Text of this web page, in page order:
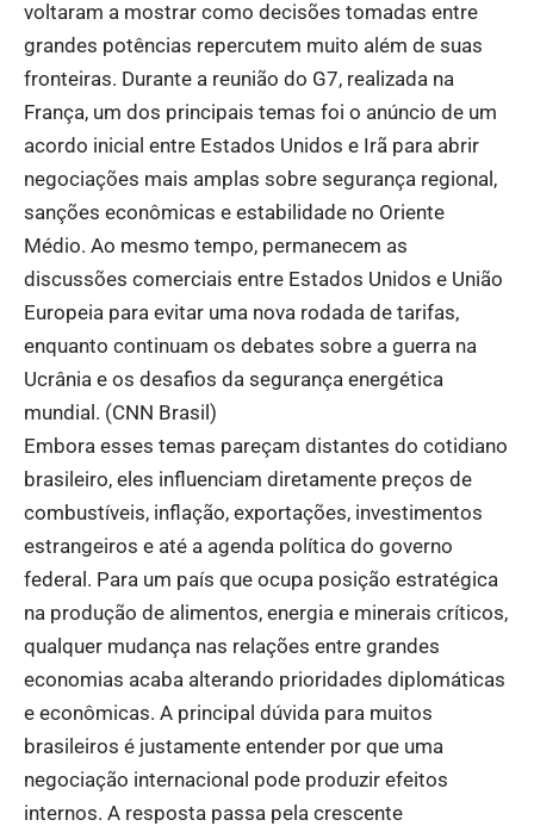
voltaram a mostrar como decisões tomadas entre
grandes potências repercutem muito além de suas
fronteiras. Durante a reunião do G7, realizada na
França, um dos principais temas foi o anúncio de um
acordo inicial entre Estados Unidos e Irã para abrir
negociações mais amplas sobre segurança regional,
sanções econômicas e estabilidade no Oriente
Médio. Ao mesmo tempo, permanecem as
discussões comerciais entre Estados Unidos e União
Europeia para evitar uma nova rodada de tarifas,
enquanto continuam os debates sobre a guerra na
Ucrânia e os desafios da segurança energética
mundial. (CNN Brasil)
Embora esses temas pareçam distantes do cotidiano
brasileiro, eles influenciam diretamente preços de
combustíveis, inflação, exportações, investimentos
estrangeiros e até a agenda política do governo
federal. Para um país que ocupa posição estratégica
na produção de alimentos, energia e minerais críticos,
qualquer mudança nas relações entre grandes
economias acaba alterando prioridades diplomáticas
e econômicas. A principal dúvida para muitos
brasileiros é justamente entender por que uma
negociação internacional pode produzir efeitos
internos. A resposta passa pela crescente